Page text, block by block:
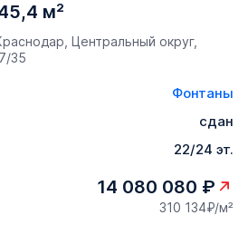
м²
Центральный округ,
35
Фонтаны
сдан
22/24 эт.
14 080 080 ₽
310 134₽/м²